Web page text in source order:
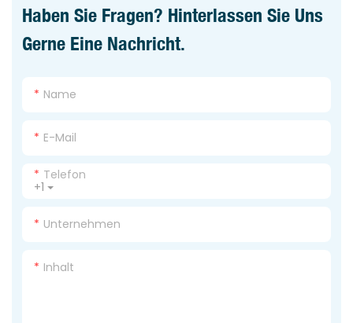
Haben Sie Fragen? Hinterlassen Sie Uns
Gerne Eine Nachricht.
Name
E-Mail
+1
Telefon
Unternehmen
Inhalt